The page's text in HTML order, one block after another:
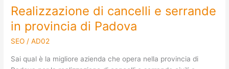
Realizzazione di cancelli e serrande
in provincia di Padova
SEO /AD02
Sai qual è la migliore azienda che opera nella provincia di